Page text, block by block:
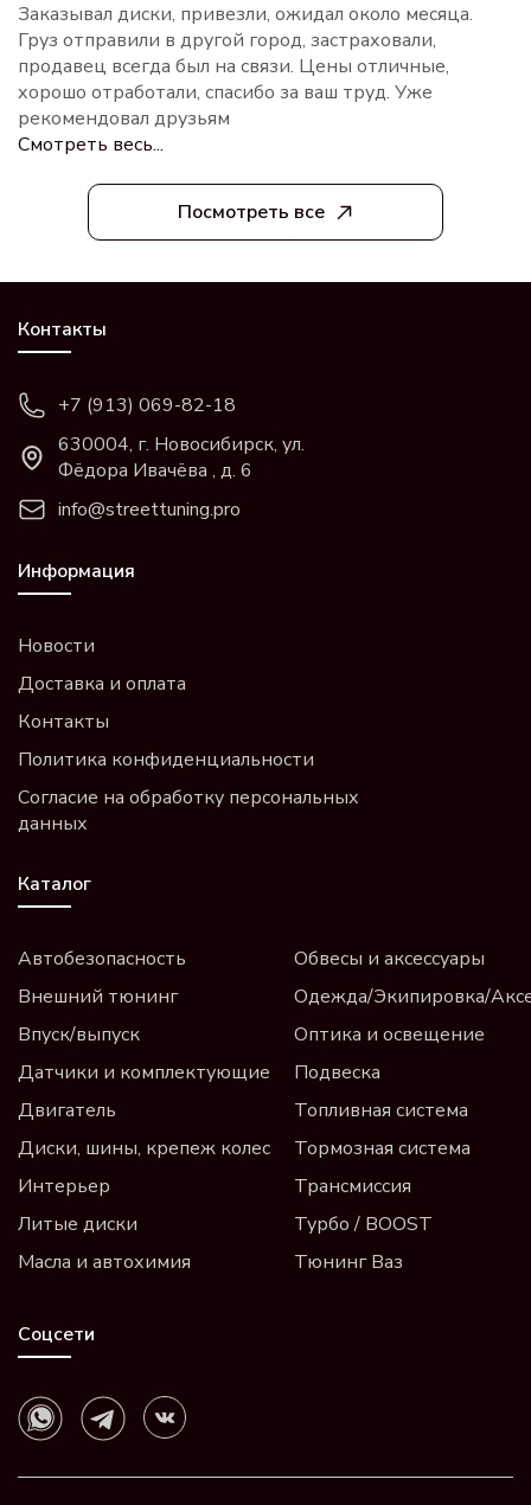
Посмотреть все
Заказывал диски, привезли, ожидал около месяца.
Груз отправили в другой город, застраховали,
продавец всегда был на связи. Цены отличные,
хорошо отработали, спасибо за ваш труд. Уже
рекомендовал друзьям
Смотреть весь...
Контакты
+7 (913) 069-82-18
630004, г. Новосибирск, ул.
Фёдора Ивачёва , д. 6
info@streettuning.pro
Информация
Новости
Доставка и оплата
Контакты
Политика конфиденциальности
Согласие на обработку персональных
данных
Каталог
Автобезопасность
Внешний тюнинг
Впуск/выпуск
Датчики и комплектующие
Двигатель
Диски, шины, крепеж колес
Интерьер
Литые диски
Масла и автохимия
Обвесы и аксессуары
Одежда/Экипировка/
Оптика и освещение
Подвеска
Топливная система
Тормозная система
Трансмиссия
Турбо / BOOST
Тюнинг Ваз
Соцсети